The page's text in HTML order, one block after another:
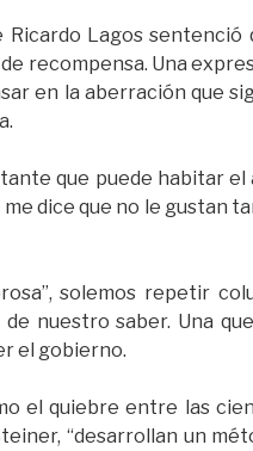
Lagos sentenció
recompensa. Una
en la aberración que
que puede habitar el
dice que no le gustan
solemos repetir
nuestro saber. Una
el gobierno.
el quiebre entre las
“desarrollan un